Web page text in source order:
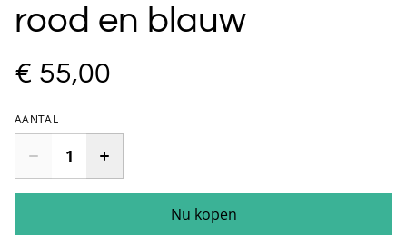
rood en blauw
€ 55,00
AANTAL
Nu kopen